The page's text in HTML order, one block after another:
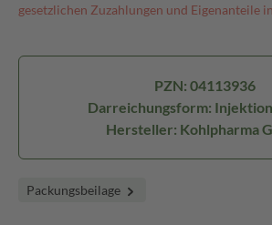
gesetzlichen Zuzahlungen und Eigenanteile
PZN: 04113936
Darreichungsform:
Hersteller: Kohlpharma
Packungsbeilage